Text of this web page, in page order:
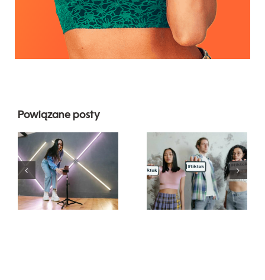
Powiązane posty
5
najlepszych
metod na
zwiększenie
zasięgu
organicznego
Najlepsze
generatory
czcionek na
TikTok do
kreatywnych